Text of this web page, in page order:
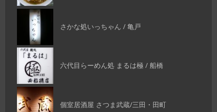
さかな処いっちゃん / 亀戸
六代目らーめん処 まるは極 / 船橋
個室居酒屋 さつま武蔵/三田・田町